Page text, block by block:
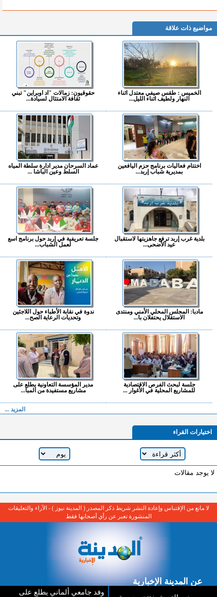
مواضيع ذات علاقة
الخميس : طقس صيفي معتدل اثناء
النهار ولطيف اثناء الليل...
حقوقيون: زمالات "اد اوبراين" تبني
ثقافة الامتثال لسيادة...
اختتام فعاليات برنامج حزم اليافعين
بمديرية شباب إربد...
عماد السرحان مدير ادارة سلطة المياه
السلط وعين الباشا ...
بلدية غرب إربد ترفع جاهزيتها لاستقبال
عيد الأضحى...
جلسة تعريفية في إربد حول برنامج اسع
لعمل الشباب...
مادبا: المجلس المحلي الأمني ومنتدى
الاستقلال يحتفلان با...
ندوة في نقابة الأطباء حول اللاجئين
وتحديات الرعاية الصح...
جلسة لبحث الفرص الاقتصادية
للمشاريع المحلية في الأغوار ...
مدير المؤسسة التعاونية يطلع على
مشاريع مستفيدة من المبا...
المزيد ...
اختيارات القراء
لا يوجد مقالات
وفد جامعي ألماني يطلع على
لا مانع من الإقتباس وإعادة النشر شريط ذكر المصدر ( المدينة نيوز ) - الآراء والتعليقات
المنشورة تعبر عن رأي أصحابها فقط
عن المدينة الإخبارية